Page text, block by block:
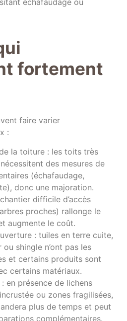
échafaudage ou
fortement
faire varier
:
la toiture : les toits très
des mesures de
(échafaudage,
donc une majoration.
difficile d’accès
proches) rallonge le
augmente le coût.
: tuiles en terre cuite,
shingle n’ont pas les
et certains produits sont
certains matériaux.
en présence de lichens
ou zones fragilisées,
plus de temps et peut
complémentaires.